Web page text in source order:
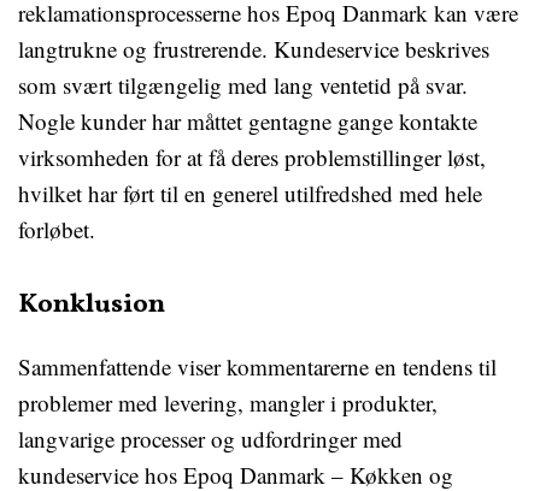
reklamationsprocesserne hos Epoq Danmark kan være
langtrukne og frustrerende. Kundeservice beskrives
som svært tilgængelig med lang ventetid på svar.
Nogle kunder har måttet gentagne gange kontakte
virksomheden for at få deres problemstillinger løst,
hvilket har ført til en generel utilfredshed med hele
forløbet.
Konklusion
Sammenfattende viser kommentarerne en tendens til
problemer med levering, mangler i produkter,
langvarige processer og udfordringer med
kundeservice hos Epoq Danmark – Køkken og